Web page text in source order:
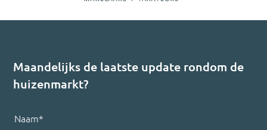
Maandelijks de laatste update rondom de
huizenmarkt?
Naam*